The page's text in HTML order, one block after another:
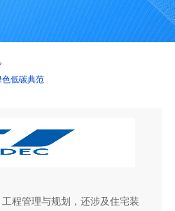
低碳典范
程管理与规划，还涉及住宅装